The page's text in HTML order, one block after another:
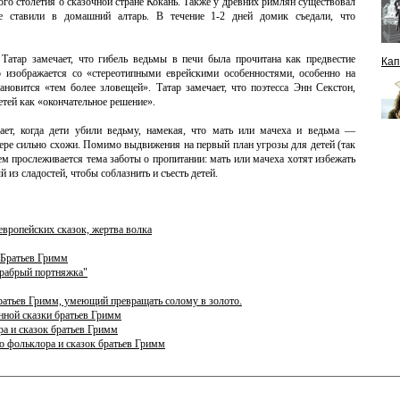
ставили в домашний алтарь. В течение 1-2 дней домик съедали, что
замечает, что гибель ведьмы в печи была прочитана как предвестие
со «стереотипными еврейскими особенностями, особенно на
«тем более зловещей». Татар замечает, что поэтесса Энн Секстон,
как «окончательное решение».
когда дети убили ведьму, намекая, что мать или мачеха и ведьма —
сильно схожи. Помимо выдвижения на первый план угрозы для детей (так
прослеживается тема заботы о пропитании: мать или мачеха хотят избежать
сладостей, чтобы соблазнить и съесть детей.
сказок, жертва волка
Гримм
портняжка"
Гримм, умеющий превращать солому в золото.
сказки братьев Гримм
и сказок братьев Гримм
фольклора и сказок братьев Гримм